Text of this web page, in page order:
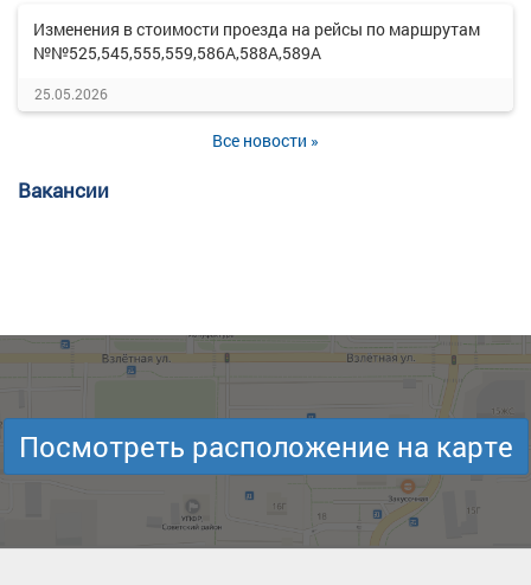
Изменения в стоимости проезда на рейсы по маршрутам
№№525,545,555,559,586А,588А,589А
25.05.2026
Все новости »
Вакансии
Посмотреть расположение на карте